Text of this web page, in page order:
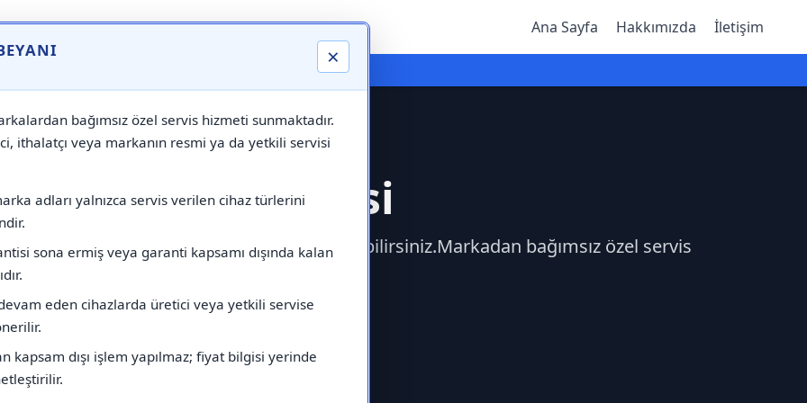
×
bağımsız özel servis hizmeti sunmaktadır.
ithalatçı veya markanın resmi ya da yetkili servisi
adları yalnızca servis verilen cihaz türlerini
sona ermiş veya garanti kapsamı dışında kalan
eden cihazlarda üretici veya yetkili servise
kapsam dışı işlem yapılmaz; fiyat bilgisi yerinde
Ana Sayfa Hakkımızda İletişim
⚠️ Markadan Bağımsız "Özel Servis" Hizmeti
Servisi
geçerek Westinghouse Servisi çağırabilirsiniz.Markadan bağımsız özel servis